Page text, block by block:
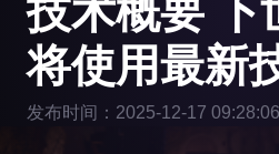
将使用最新
发布时间：2025-12-17 09:28:06